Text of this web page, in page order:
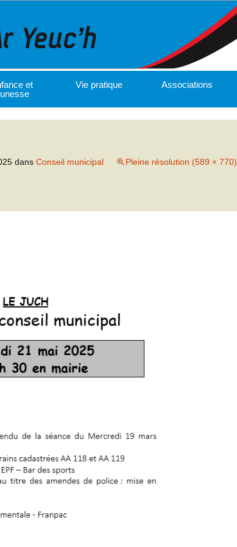
et
Vie pratique Associations
dans Conseil municipal Pleine résolution (589 × 770)